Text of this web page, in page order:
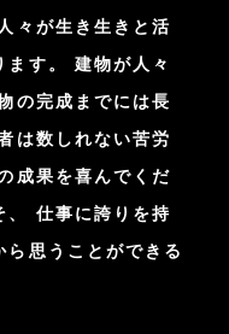
々が生き生きと活
す。
建物が人々
の完成までには長
は数しれない苦労
成果を喜んでくだ
仕事に誇りを持
ら思うことができる